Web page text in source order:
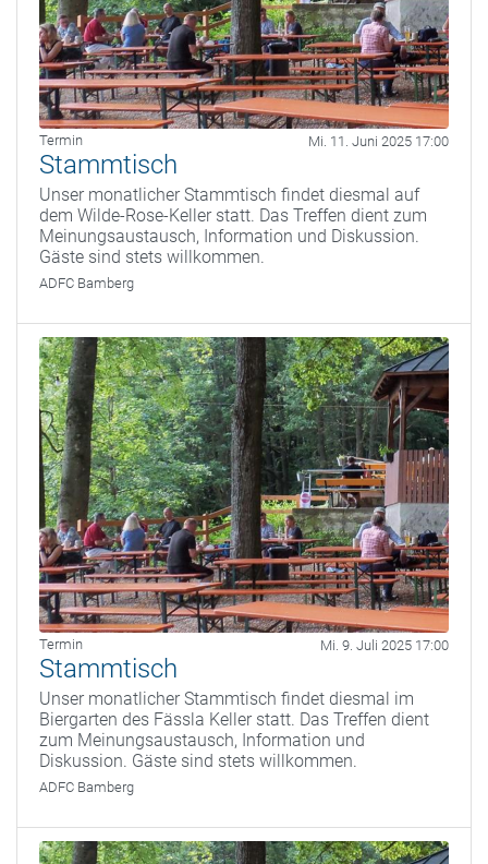
Termin Mi. 11. Juni 2025 17:00
Stammtisch
Unser monatlicher Stammtisch findet diesmal auf
dem Wilde-Rose-Keller statt. Das Treffen dient zum
Meinungsaustausch, Information und Diskussion.
Gäste sind stets willkommen.
ADFC Bamberg
Termin Mi. 9. Juli 2025 17:00
Stammtisch
Unser monatlicher Stammtisch findet diesmal im
Biergarten des Fässla Keller statt. Das Treffen dient
zum Meinungsaustausch, Information und
Diskussion. Gäste sind stets willkommen.
ADFC Bamberg